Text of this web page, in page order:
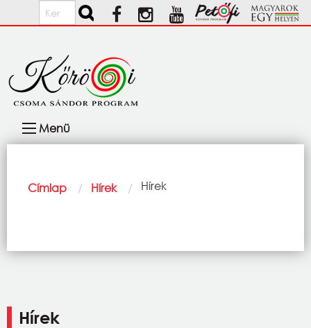
Ugrás a tartalomra
Keresés
navigáció
Menü
Morzsa
Címlap Hírek Current:
Hírek
Hírek